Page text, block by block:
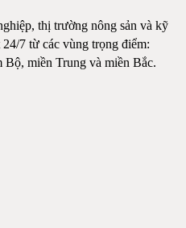
thị trường nông sản và kỹ
7 từ các vùng trọng điểm:
miền Trung và miền Bắc.